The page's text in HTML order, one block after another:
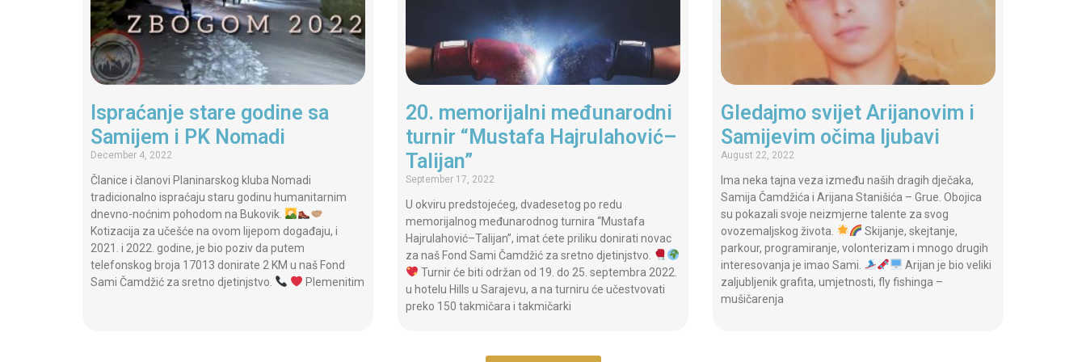
Ispraćanje stare godine sa
Samijem i PK Nomadi
December 4, 2022
Članice i članovi Planinarskog kluba Nomadi
tradicionalno ispraćaju staru godinu humanitarnim
dnevno-noćnim pohodom na Bukovik.
Kotizacija za učešće na ovom lijepom događaju, i
2021. i 2022. godine, je bio poziv da putem
telefonskog broja 17013 donirate 2 KM u naš Fond
Sami Čamdžić za sretno djetinjstvo.
Plemenitim
20. memorijalni međunarodni
turnir “Mustafa Hajrulahović–
Talijan”
September 17, 2022
U okviru predstojećeg, dvadesetog po redu
memorijalnog međunarodnog turnira “Mustafa
Hajrulahović–Talijan”, imat ćete priliku donirati novac
za naš Fond Sami Čamdžić za sretno djetinjstvo.
Turnir će biti održan od 19. do 25. septembra 2022.
u hotelu Hills u Sarajevu, a na turniru će učestvovati
preko 150 takmičara i takmičarki
Gledajmo svijet Arijanovim i
Samijevim očima ljubavi
August 22, 2022
Ima neka tajna veza između naših dragih dječaka,
Samija Čamdžića i Arijana Stanišića – Grue. Obojica
su pokazali svoje neizmjerne talente za svog
ovozemaljskog života.
Skijanje, skejtanje,
parkour, programiranje, volonterizam i mnogo drugih
interesovanja je imao Sami.
Arijan je bio veliki
zaljubljenik grafita, umjetnosti, fly fishinga –
mušičarenja